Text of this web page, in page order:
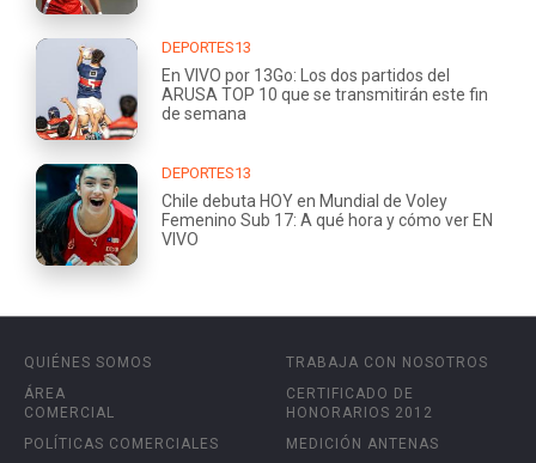
DEPORTES13
En VIVO por 13Go: Los dos partidos del
ARUSA TOP 10 que se transmitirán este fin
de semana
DEPORTES13
Chile debuta HOY en Mundial de Voley
Femenino Sub 17: A qué hora y cómo ver EN
VIVO
QUIÉNES SOMOS
ÁREA
COMERCIAL
POLÍTICAS COMERCIALES
TRABAJA CON NOSOTROS
CERTIFICADO DE
HONORARIOS 2012
MEDICIÓN ANTENAS